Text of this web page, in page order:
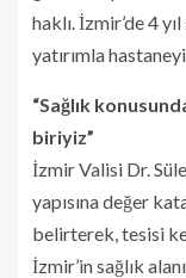
haklı. İzmir’de 4
yatırımla
“Sağlık
biriyiz”
İzmir Valisi Dr.
yapısına değer
belirterek, tesisi
İzmir’in sağlık